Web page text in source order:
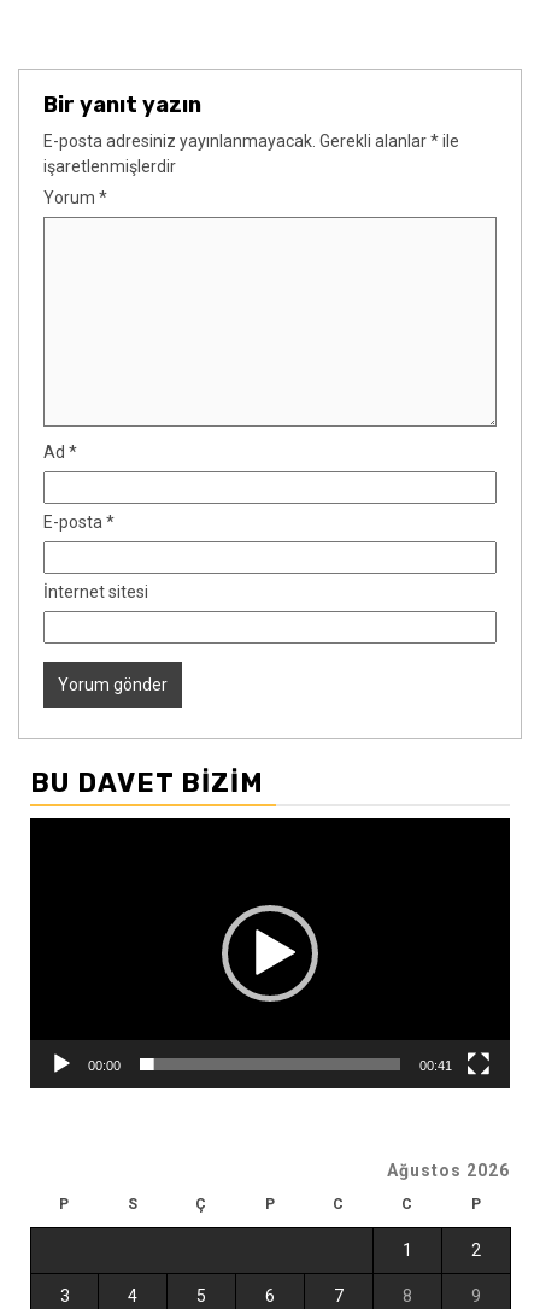
Bir yanıt yazın
E-posta adresiniz yayınlanmayacak. Gerekli alanlar*ile
işaretlenmişlerdir
Yorum *
Ad *
E-posta *
İnternet sitesi
BU DAVET BIZIM
00:00 00:41
Ağustos 2026
P S Ç P C C P
1 2
3 4 5 6 7 8 9